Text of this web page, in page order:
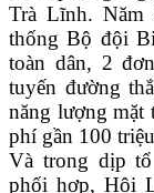
Trà Lĩnh. Năm
thống Bộ đội
toàn dân, 2
tuyến đường
năng lượng
phí gần 100
Và trong dịp
phối hợp, Hội